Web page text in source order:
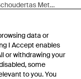
data or
I Accept enables
or withdrawing your
some
to you. You
data or
I Accept enables
or withdrawing your
some
to you. You
Met